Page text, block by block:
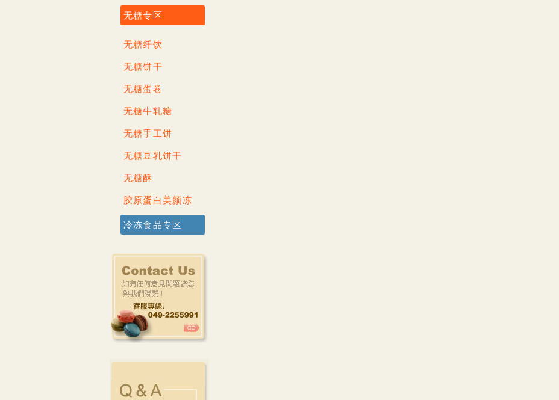
无糖专区
无糖纤饮
无糖饼干
无糖蛋卷
无糖牛轧糖
无糖手工饼
无糖豆乳饼干
无糖酥
胶原蛋白美颜冻
冷冻食品专区